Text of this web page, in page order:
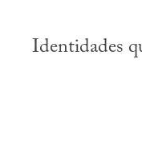
Identidades